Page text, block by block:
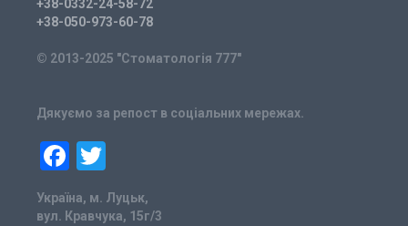
+38-0332-24-58-72
+38-050-973-60-78
© 2013-2025 "Стоматологія 777"
Дякуємо за репост в соціальних мережах.
Facebook
Україна, м. Луцьк,
вул. Кравчука, 15г/3